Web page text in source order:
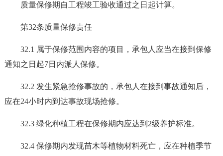
质量保修期自工程竣工验收通过之日起计算。
第32条质量保修责任
32.1 属于保修范围内容的项目，承包人应当在接到保修
通知之日起7日内派人保修。
32.2 发生紧急抢修事故的，承包人在接到事故通知后，
应在24小时内到达事故现场抢修。
32.3 绿化种植工程在保修期内应达到2级养护标准。
32.4 保修期内发现苗木等植物材料死亡，应在种植季节